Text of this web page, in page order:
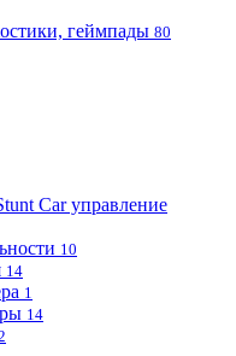
геймпады 80
Car управление
10
14
1
14